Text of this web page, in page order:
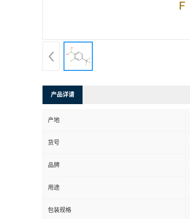
产品详请
产地
货号
品牌
用途
包装规格